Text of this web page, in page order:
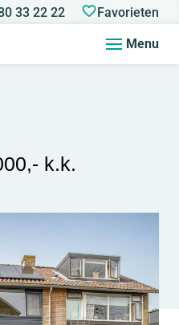
33 22 22 Favorieten
Menu
k.k.